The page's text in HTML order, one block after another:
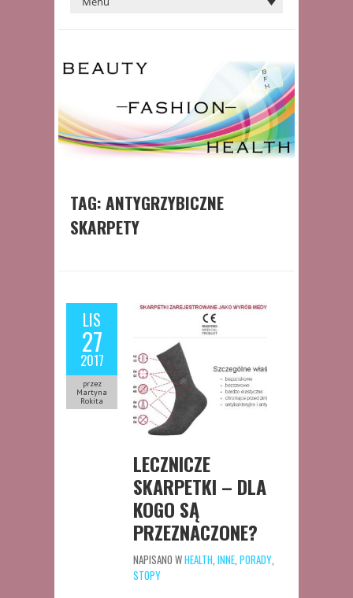
TAG:ANTYGRZYBICZNE
SKARPETY
LIS
27
2017
przez
Martyna
Rokita
LECZNICZE
SKARPETKI – DLA
KOGO SĄ
PRZEZNACZONE?
NAPISANO WHEALTH INNE PORADY
STOPY